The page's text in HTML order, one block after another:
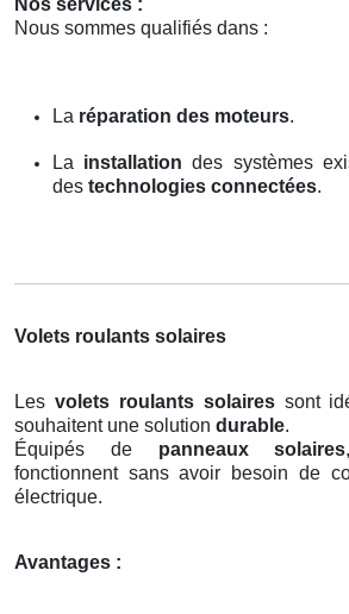
Nos services :
Nous sommes qualifiés dans :
La réparation des moteurs.
La installation des systèmes
des technologies connectées.
Volets roulants solaires
Les volets roulants solairessont
souhaitent une solution durable.
Équipés de panneaux solaires
fonctionnent sans avoir besoin de
électrique.
Avantages :